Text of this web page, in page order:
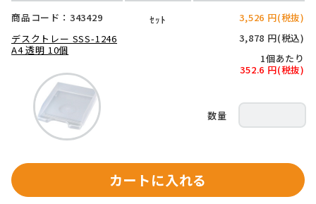
商品コード：343429
デスクトレー SSS-1246
A4 透明 10個
ｾｯﾄ
3,526 円(税抜)
3,878 円(税込)
1個あたり
352.6 円(税抜)
カートに入れる